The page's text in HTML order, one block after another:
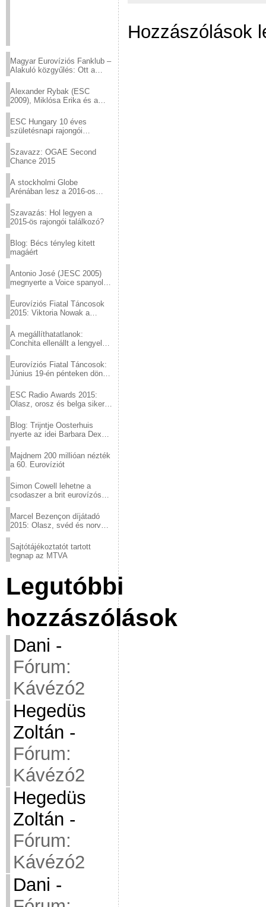
Magyar Eurovíziós Fanklub –
Alakuló közgyűlés: Ott a
Alexander Rybak (ESC
2009), Miklósa Erika és a
sztárjai a Margitszigeten
ESC Hungary 10 éves
születésnapi rajongói
Szavazz: OGAE Second
Chance 2015
A stockholmi Globe
Arénában lesz a 2016-os
Szavazás: Hol legyen a
2015-ös rajongói találkozó?
Blog: Bécs tényleg kitett
magáért
Antonio José (JESC 2005)
megnyerte a Voice spanyol
Eurovíziós Fiatal Táncosok
2015: Viktoria Nowak a
A megállíthatatlanok:
Conchita ellenállt a lengyel
Eurovíziós Fiatal Táncosok:
Június 19-én pénteken döntő
ESC Radio Awards 2015:
Olasz, orosz és belga siker,
Blog: Trijntje Oosterhuis
nyerte az idei Barbara Dex
Majdnem 200 millióan nézték
a 60. Eurovíziót
Simon Cowell lehetne a
csodaszer a brit eurovízós
Marcel Bezençon díjátadó
2015: Olasz, svéd és norvég
Sajtótájékoztatót tartott
tegnap az MTVA
Legutóbbi
hozzászólások
Dani -
Fórum:
Kávézó2
Hegedüs
Zoltán -
Fórum:
Kávézó2
Hegedüs
Zoltán -
Fórum:
Kávézó2
Dani -
Hozzászólások